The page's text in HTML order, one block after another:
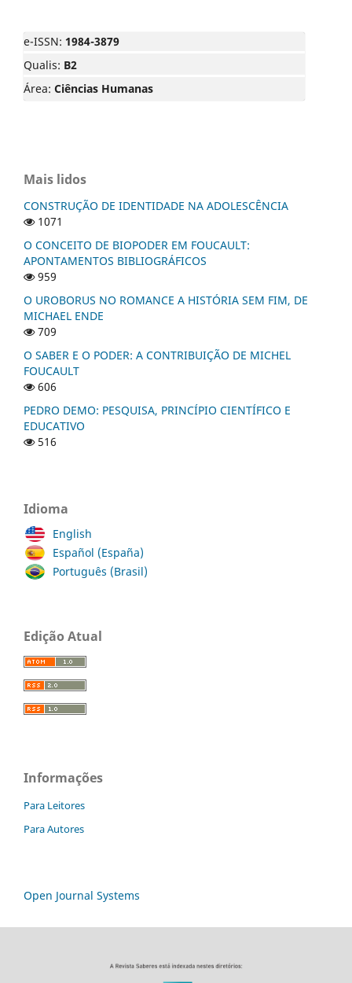
e-ISSN: 1984-3879
Qualis: B2
Área: Ciências Humanas
Mais lidos
CONSTRUÇÃO DE IDENTIDADE NA ADOLESCÊNCIA
1071
O CONCEITO DE BIOPODER EM FOUCAULT:
APONTAMENTOS BIBLIOGRÁFICOS
959
O UROBORUS NO ROMANCE A HISTÓRIA SEM FIM, DE
MICHAEL ENDE
709
O SABER E O PODER: A CONTRIBUIÇÃO DE MICHEL
FOUCAULT
606
PEDRO DEMO: PESQUISA, PRINCÍPIO CIENTÍFICO E
EDUCATIVO
516
Idioma
English
Español (España)
Português (Brasil)
Edição Atual
Informações
Para Leitores
Para Autores
Open Journal Systems